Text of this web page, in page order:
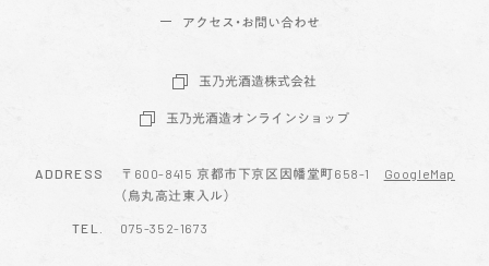
アクセス・お問い合わせ
玉乃光酒造株式会社
玉乃光酒造オンラインショップ
ADDRESS 〒600-8415 京都市下京区因幡堂町658-1 GoogleMap
（烏丸高辻東入ル）
TEL.
075-352-1673